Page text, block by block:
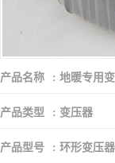
产品名称 : 地暖专用
产品类型 : 变压器
产品型号 : 环形变压器